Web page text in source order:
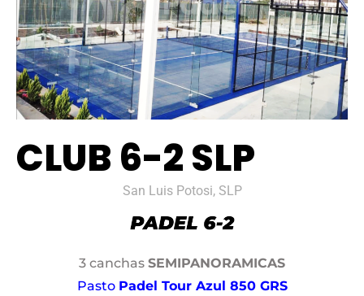
CLUB 6-2 SLP
San Luis Potosi, SLP
3 canchas SEMIPANORAMICAS
Pasto Padel Tour Azul 850 GRS